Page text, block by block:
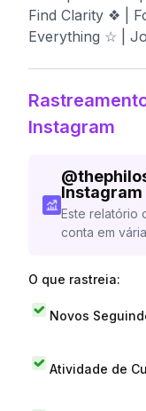
Find Clarity ❖ |
Everything ☆ |
Instagram
@
Instagram
Este relatório
conta em
O que rastreia:
Novos
Atividade de